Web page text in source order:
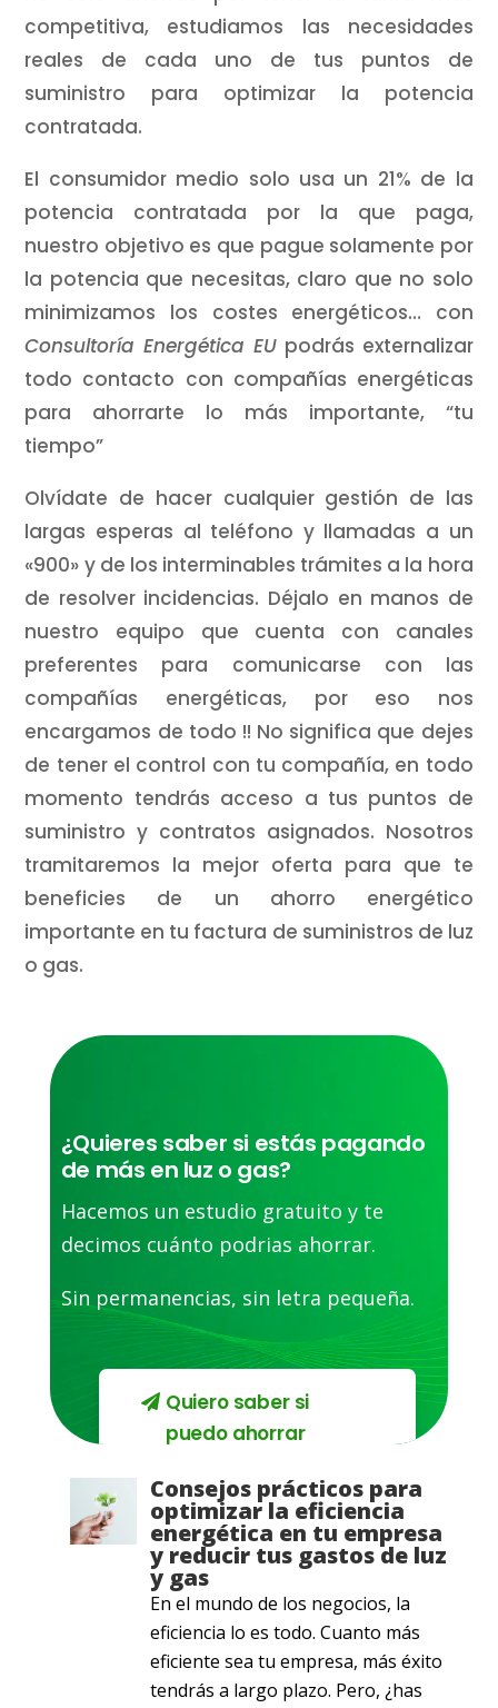
competitiva, estudiamos las necesidades
reales de cada uno de tus puntos de
suministro para optimizar la potencia
contratada.
El consumidor medio solo usa un 21% de la
potencia contratada por la que paga,
nuestro objetivo es que pague solamente por
la potencia que necesitas, claro que no solo
minimizamos los costes energéticos… con
Consultoría Energética EU podrás externalizar
todo contacto con compañías energéticas
para ahorrarte lo más importante, “tu
tiempo”
Olvídate de hacer cualquier gestión de las
largas esperas al teléfono y llamadas a un
«900» y de los interminables trámites a la hora
de resolver incidencias. Déjalo en manos de
nuestro equipo que cuenta con canales
preferentes para comunicarse con las
compañías energéticas, por eso nos
encargamos de todo !! No significa que dejes
de tener el control con tu compañía, en todo
momento tendrás acceso a tus puntos de
suministro y contratos asignados. Nosotros
tramitaremos la mejor oferta para que te
beneficies de un ahorro energético
importante en tu factura de suministros de luz
o gas.
¿Quieres saber si estás pagando
de más en luz o gas?
Hacemos un estudio gratuito y te
decimos cuánto podrias ahorrar.
Sin permanencias, sin letra pequeña.
Quiero saber si
puedo ahorrar
Consejos prácticos para
optimizar la eficiencia
energética en tu empresa
y reducir tus gastos de luz
y gas
En el mundo de los negocios, la
eficiencia lo es todo. Cuanto más
eficiente sea tu empresa, más éxito
tendrás a largo plazo. Pero, ¿has